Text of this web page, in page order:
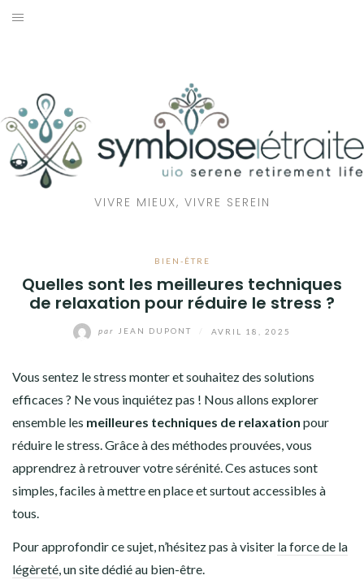
Aller
VIVRE MIEUX, VIVRE SEREIN
BIEN-ÊTRE
Quelles sont les meilleures techniques
de relaxation pour réduire le stress ?
par JEAN DUPONT AVRIL 18, 2025
Vous sentez le stress monter et souhaitez des solutions
efficaces ? Ne vous inquiétez pas ! Nous allons explorer
ensemble les meilleures techniques de relaxation pour
réduire le stress. Grâce à des méthodes prouvées, vous
apprendrez à retrouver votre sérénité. Ces astuces sont
simples, faciles à mettre en place et surtout accessibles à
tous.
Pour approfondir ce sujet, n’hésitez pas à visiter la force de la
légèreté, un site dédié au bien-être.
SANTÉ
MAISON